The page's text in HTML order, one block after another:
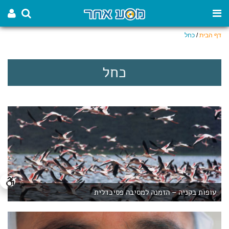
דף הבית/ כחל
כחל
עופות בקניה – הזמנה למסיבה פסיכדלית